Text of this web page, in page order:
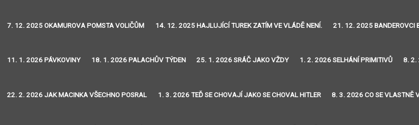
7. 12. 2025 OKAMUROVA POMSTA VOLIČŮM 14. 12. 2025 HAJLUJÍCÍ TUREK ZATÍM VE VLÁDĚ NENÍ. 21. 12. 2025 BANDEROVCI
11. 1. 2026 PÁVKOVINY 18. 1. 2026 PALACHŮV TÝDEN 25. 1. 2026 SRÁČ JAKO VŽDY 1. 2. 2026 SELHÁNÍ PRIMITIVŮ 8. 2.
22. 2. 2026 JAK MACINKA VŠECHNO POSRAL 1. 3. 2026 TEĎ SE CHOVAJÍ JAKO SE CHOVAL HITLER 8. 3. 2026 CO SE VLASTNĚ